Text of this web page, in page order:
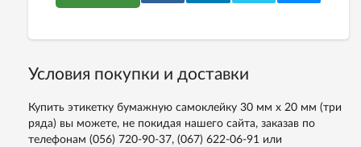
Условия покупки и доставки
Купить этикетку бумажную самоклейку 30 мм х 20 мм (три
ряда) вы можете, не покидая нашего сайта, заказав по
телефонам (056) 720-90-37, (067) 622-06-91 или